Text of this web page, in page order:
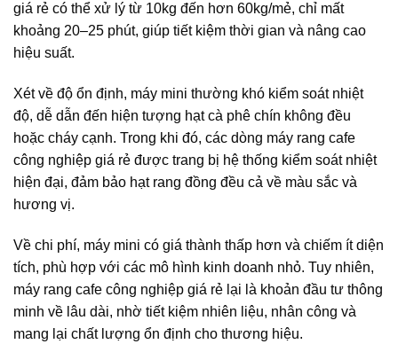
giá rẻ có thể xử lý từ 10kg đến hơn 60kg/mẻ, chỉ mất
khoảng 20–25 phút, giúp tiết kiệm thời gian và nâng cao
hiệu suất.
Xét về độ ổn định, máy mini thường khó kiểm soát nhiệt
độ, dễ dẫn đến hiện tượng hạt cà phê chín không đều
hoặc cháy cạnh. Trong khi đó, các dòng máy rang cafe
công nghiệp giá rẻ được trang bị hệ thống kiểm soát nhiệt
hiện đại, đảm bảo hạt rang đồng đều cả về màu sắc và
hương vị.
Về chi phí, máy mini có giá thành thấp hơn và chiếm ít diện
tích, phù hợp với các mô hình kinh doanh nhỏ. Tuy nhiên,
máy rang cafe công nghiệp giá rẻ lại là khoản đầu tư thông
minh về lâu dài, nhờ tiết kiệm nhiên liệu, nhân công và
mang lại chất lượng ổn định cho thương hiệu.